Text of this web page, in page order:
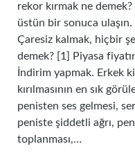
rekor kırmak ne
üstün bir sonuca ulaşın.
Çaresiz kalmak, hiçbir
demek? [1] Piyasa
İndirim yapmak. Erkek
kırılmasının en sık
penisten ses gelmesi,
peniste şiddetli ağrı,
toplanması,…